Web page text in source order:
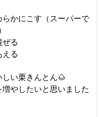
かにこす（スーパーで
る
る
い栗きんとん🌰
やしたいと思いました